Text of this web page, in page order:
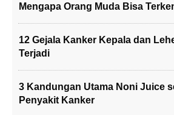
Mengapa Orang Muda Bisa
12 Gejala Kanker Kepala dan
Terjadi
3 Kandungan Utama Noni Juice
Penyakit Kanker